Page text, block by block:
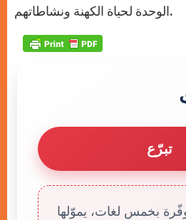
الوحدة لحياة الكهنة ونشاطاتهم.
تبرّع
بخمس لغات، يموّلها